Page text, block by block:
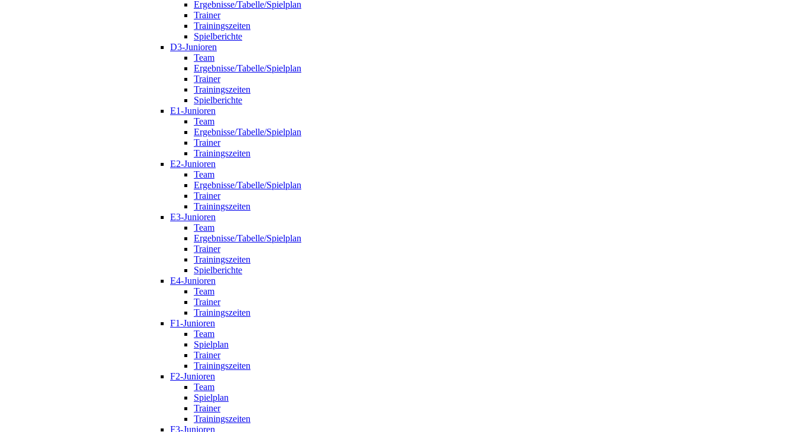
Ergebnisse/Tabelle/Spielplan
Trainer
Trainingszeiten
Spielberichte
D3-Junioren
Team
Ergebnisse/Tabelle/Spielplan
Trainer
Trainingszeiten
Spielberichte
E1-Junioren
Team
Ergebnisse/Tabelle/Spielplan
Trainer
Trainingszeiten
E2-Junioren
Team
Ergebnisse/Tabelle/Spielplan
Trainer
Trainingszeiten
E3-Junioren
Team
Ergebnisse/Tabelle/Spielplan
Trainer
Trainingszeiten
Spielberichte
E4-Junioren
Team
Trainer
Trainingszeiten
F1-Junioren
Team
Spielplan
Trainer
Trainingszeiten
F2-Junioren
Team
Spielplan
Trainer
Trainingszeiten
F3-Junioren